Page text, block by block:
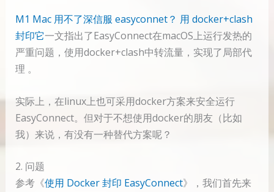
M1 Mac 用不了深信服 easyconnet？ 用 docker+clash
封印它一文指出了EasyConnect在macOS上运行发热的
严重问题，使用docker+clash中转流量，实现了局部代
理 。
实际上，在linux上也可采用docker方案来安全运行
EasyConnect。但对于不想使用docker的朋友（比如
我）来说，有没有一种替代方案呢？
2. 问题
参考《使用 Docker 封印 EasyConnect》，我们首先来